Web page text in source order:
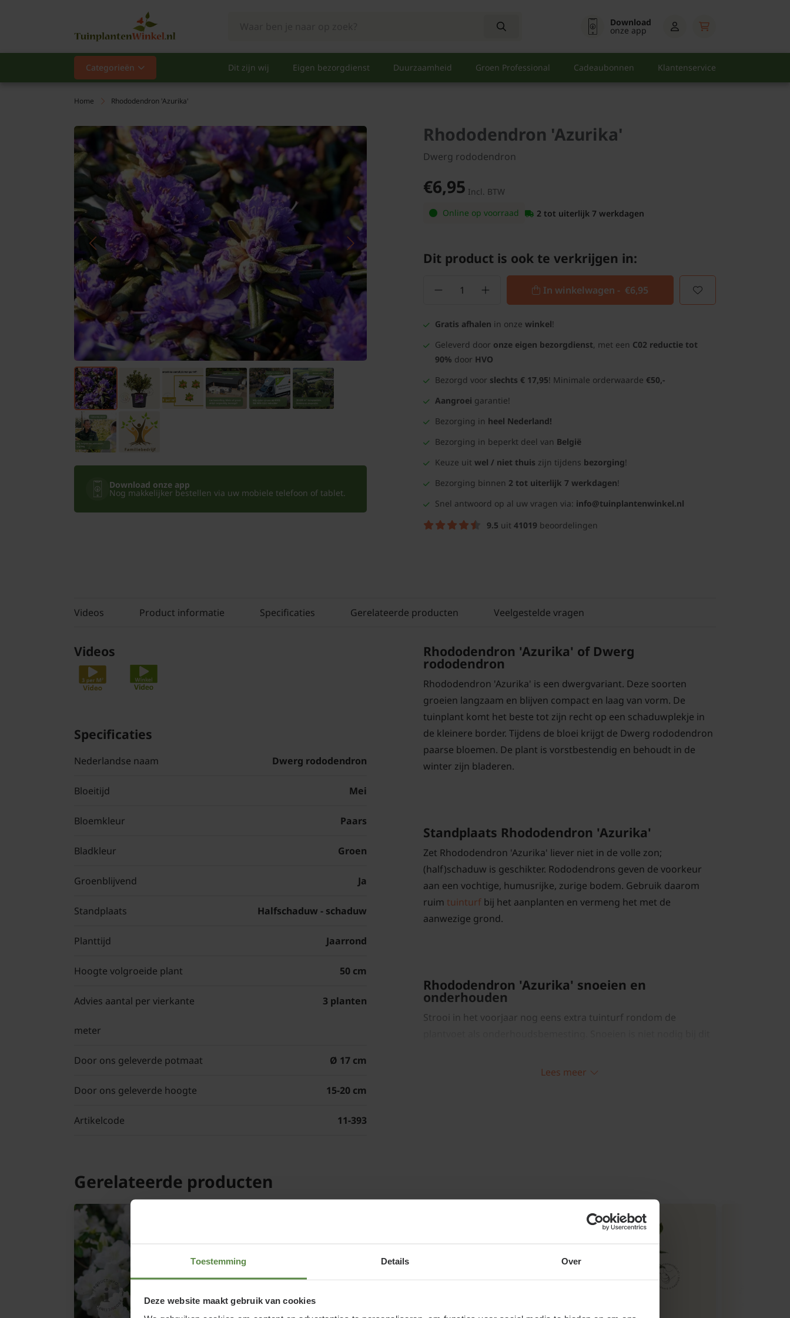
Toestemming Details Over
Deze website maakt gebruik van cookies
Download
onze app
Categorieën Dit zijn wij Eigen bezorgdienst Duurzaamheid Groen Professional Cadeaubonnen Klantenservice
Categorieën
Populair
Vaste planten
Heesters
Hagen
Klimplanten
Fruit
Bomen
Leibomen
Bloembollen
Tuinbenodigdheden
Kamerplanten
Bloempotten
Home Rhododendron 'Azurika'
Download onze app
Nog makkelijker bestellen via uw mobiele telefoon of tablet.
Rhododendron 'Azurika'
Dwerg rododendron
€6,95 Incl. BTW
Online op voorraad
2 tot uiterlijk 7 werkdagen
Dit product is ook te verkrijgen in:
In winkelwagen - €6,95
Gratis afhalen in onze winkel!
Geleverd door onze eigen bezorgdienst, met een C02 reductie tot
90% door HVO
Bezorgd voor slechts € 17,95! Minimale orderwaarde €50,-
Aangroei garantie!
Bezorging in heel Nederland!
Bezorging in beperkt deel van België
Keuze uit wel / niet thuis zijn tijdens bezorging!
Bezorging binnen 2 tot uiterlijk 7 werkdagen!
Snel antwoord op al uw vragen via: info@tuinplantenwinkel.nl
9.5 uit 41019 beoordelingen
Videos Product informatie Specificaties Gerelateerde producten Veelgestelde vragen
Videos
Specificaties
Nederlandse naam Dwerg rododendron
Bloeitijd Mei
Bloemkleur Paars
Bladkleur Groen
Groenblijvend Ja
Standplaats Halfschaduw - schaduw
Planttijd Jaarrond
Hoogte volgroeide plant 50 cm
Advies aantal per vierkante
meter
3 planten
Door ons geleverde potmaat Ø 17 cm
Door ons geleverde hoogte 15-20 cm
Artikelcode 11-393
Rhododendron 'Azurika' of Dwerg
rododendron
Rhododendron 'Azurika' is een dwergvariant. Deze soorten
groeien langzaam en blijven compact en laag van vorm. De
tuinplant komt het beste tot zijn recht op een schaduwplekje in
de kleinere border. Tijdens de bloei krijgt de Dwerg rododendron
paarse bloemen. De plant is vorstbestendig en behoudt in de
winter zijn bladeren.
Standplaats Rhododendron 'Azurika'
Zet Rhododendron 'Azurika' liever niet in de volle zon;
(half)schaduw is geschikter. Rododendrons geven de voorkeur
aan een vochtige, humusrijke, zurige bodem. Gebruik daarom
ruim tuinturf bij het aanplanten en vermeng het met de
aanwezige grond.
Rhododendron 'Azurika' snoeien en
onderhouden
Strooi in het voorjaar nog eens extra tuinturf rondom de
De Rhododendron 'Azurika' staat graag in de halfschaduw tot
schaduw. Alle Rhododedrons staan graag in zure grond.
het in de halfschaduw, dit omdat
Lees meer
Gerelateerde producten